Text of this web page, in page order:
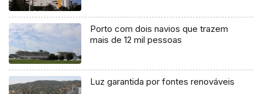
Porto com dois navios que trazem
mais de 12 mil pessoas
Luz garantida por fontes renováveis